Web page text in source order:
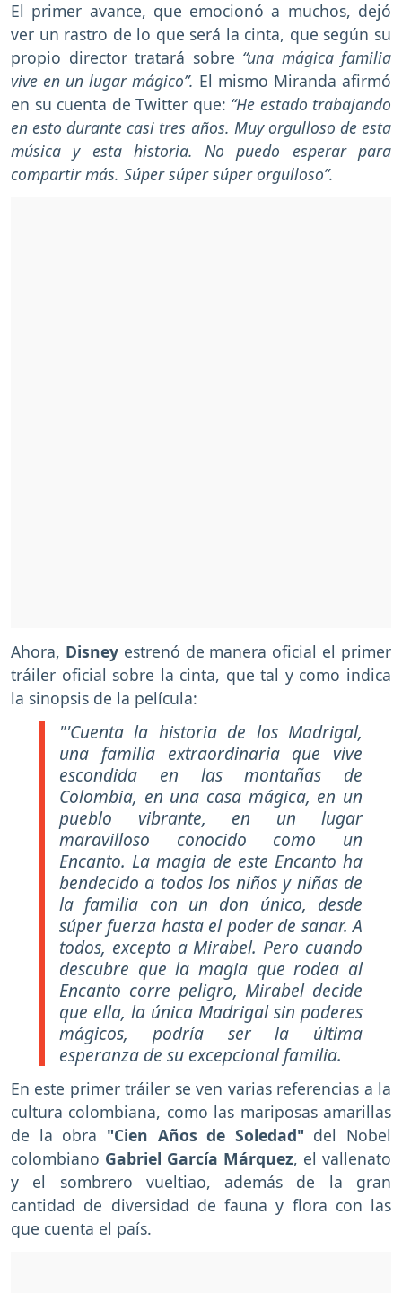
El primer avance, que emocionó a muchos, dejó
ver un rastro de lo que será la cinta, que según su
propio director tratará sobre “una mágica familia
vive en un lugar mágico”. El mismo Miranda afirmó
en su cuenta de Twitter que: “He estado trabajando
en esto durante casi tres años. Muy orgulloso de esta
música y esta historia. No puedo esperar para
compartir más. Súper súper súper orgulloso”.
Ahora, Disney estrenó de manera oficial el primer
tráiler oficial sobre la cinta, que tal y como indica
la sinopsis de la película:
"'Cuenta la historia de los Madrigal,
una familia extraordinaria que vive
escondida en las montañas de
Colombia, en una casa mágica, en un
pueblo vibrante, en un lugar
maravilloso conocido como un
Encanto. La magia de este Encanto ha
bendecido a todos los niños y niñas de
la familia con un don único, desde
súper fuerza hasta el poder de sanar. A
todos, excepto a Mirabel. Pero cuando
descubre que la magia que rodea al
Encanto corre peligro, Mirabel decide
que ella, la única Madrigal sin poderes
mágicos, podría ser la última
esperanza de su excepcional familia.
En este primer tráiler se ven varias referencias a la
cultura colombiana, como las mariposas amarillas
de la obra "Cien Años de Soledad" del Nobel
colombiano Gabriel García Márquez, el vallenato
y el sombrero vueltiao, además de la gran
cantidad de diversidad de fauna y flora con las
que cuenta el país.